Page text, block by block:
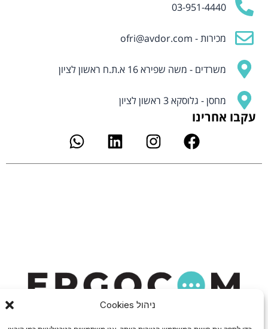
ניהול Cookies
03-951-4440
מכירות -ofri@avdor.com
משרדים - משה שפירא 16 א.ת.ח ראשון לציון
מחסן - גלוסקא 3 ראשון לציון
עקבו אחרינו
F
a
c
I
n
s
L
i
n
W
h
a